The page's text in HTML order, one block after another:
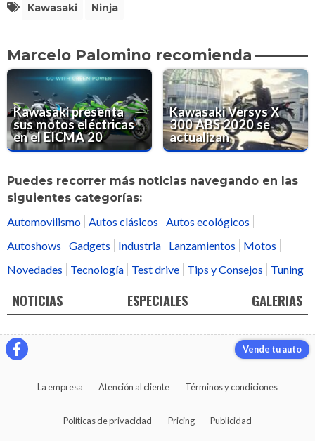
Kawasaki Ninja
Marcelo Palomino recomienda
Kawasaki presenta
sus motos eléctricas
en el EICMA 20
Kawasaki Versys X
300 ABS 2020 se
actualizan
Puedes recorrer más noticias navegando en las
siguientes categorías:
Automovilismo
Autos clásicos
Autos ecológicos
Autoshows
Gadgets Industria Lanzamientos
Motos
Novedades
Tecnología Test drive Tips y Consejos Tuning
NOTICIAS ESPECIALES GALERIAS
Vende tu auto
La empresa Atención al cliente Términos y condiciones
Políticas de privacidad Pricing Publicidad